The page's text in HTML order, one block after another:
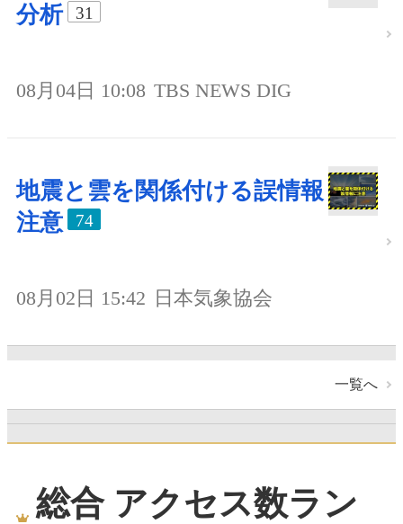
分析
31
08月04日 10:08 TBS NEWS DIG
地震と雲を関係付ける誤情報
注意
74
08月02日 15:42 日本気象協会
一覧へ
総合 アクセス数ラン